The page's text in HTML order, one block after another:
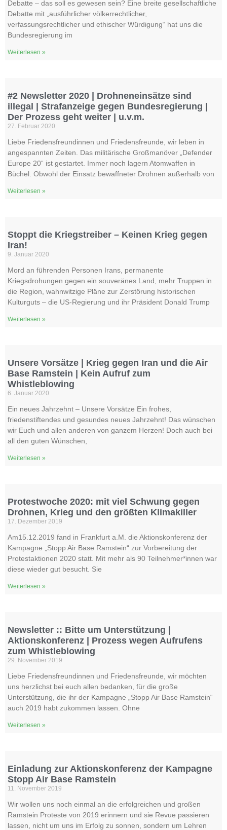
Debatte – das soll es gewesen sein? Eine breite gesellschaftliche
Debatte mit „ausführlicher völkerrechtlicher,
verfassungsrechtlicher und ethischer Würdigung“ hat uns die
Bundesregierung im
Weiterlesen »
#2 Newsletter 2020 | Drohneneinsätze sind
illegal | Strafanzeige gegen Bundesregierung |
Der Prozess geht weiter | u.v.m.
27. Februar 2020
Liebe Friedensfreundinnen und Friedensfreunde, wir leben in
angespannten Zeiten. Das militärische Großmanöver „Defender
Europe 20“ ist gestartet. Immer noch lagern Atomwaffen in
Büchel. Obwohl der Einsatz bewaffneter Drohnen außerhalb von
Weiterlesen »
Stoppt die Kriegstreiber – Keinen Krieg gegen
Iran!
9. Januar 2020
Mord an führenden Personen Irans, permanente
Kriegsdrohungen gegen ein souveränes Land, mehr Truppen in
die Region, wahnwitzige Pläne zur Zerstörung historischen
Kulturguts – die US-Regierung und ihr Präsident Donald Trump
Weiterlesen »
Unsere Vorsätze | Krieg gegen Iran und die Air
Base Ramstein | Kein Aufruf zum
Whistleblowing
6. Januar 2020
Ein neues Jahrzehnt – Unsere Vorsätze Ein frohes,
friedenstiftendes und gesundes neues Jahrzehnt! Das wünschen
wir Euch und allen anderen von ganzem Herzen! Doch auch bei
all den guten Wünschen,
Weiterlesen »
Protestwoche 2020: mit viel Schwung gegen
Drohnen, Krieg und den größten Klimakiller
17. Dezember 2019
Am15.12.2019 fand in Frankfurt a.M. die Aktionskonferenz der
Kampagne „Stopp Air Base Ramstein“ zur Vorbereitung der
Protestaktionen 2020 statt. Mit mehr als 90 Teilnehmer*innen war
diese wieder gut besucht. Sie
Weiterlesen »
Newsletter :: Bitte um Unterstützung |
Aktionskonferenz | Prozess wegen Aufrufens
zum Whistleblowing
29. November 2019
Liebe Friedensfreundinnen und Friedensfreunde, wir möchten
uns herzlichst bei euch allen bedanken, für die große
Unterstützung, die ihr der Kampagne „Stopp Air Base Ramstein“
auch 2019 habt zukommen lassen. Ohne
Weiterlesen »
Einladung zur Aktionskonferenz der Kampagne
Stopp Air Base Ramstein
11. November 2019
Wir wollen uns noch einmal an die erfolgreichen und großen
Ramstein Proteste von 2019 erinnern und sie Revue passieren
lassen, nicht um uns im Erfolg zu sonnen, sondern um Lehren